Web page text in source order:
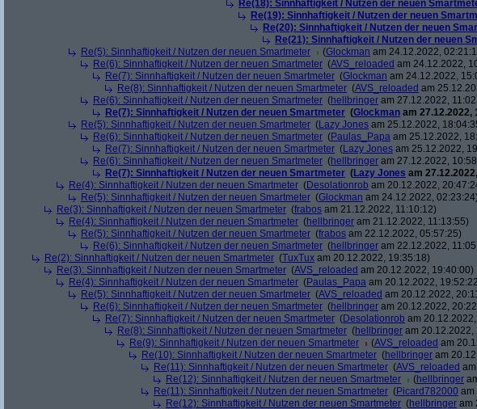
Re(18): Sinnhaftigkeit / Nutzen der neuen
Re(19): Sinnhaftigkeit / Nutzen der neuen
Re(20): Sinnhaftigkeit / Nutzen der neuen
Re(21): Sinnhaftigkeit / Nutzen der neuen
Re(5): Sinnhaftigkeit / Nutzen der neuen Smartmeter
(Glockman am 24.12.2022,
Re(6): Sinnhaftigkeit / Nutzen der neuen Smartmeter (AVS_reloaded am 24.12.2022,
Re(7): Sinnhaftigkeit / Nutzen der neuen Smartmeter (Glockman am 24.12.2022,
Re(8): Sinnhaftigkeit / Nutzen der neuen Smartmeter (AVS_reloaded am
Re(6): Sinnhaftigkeit / Nutzen der neuen Smartmeter (hellbringer am 27.12.2022,
Re(7): Sinnhaftigkeit / Nutzen der neuen Smartmeter (Glockman am 27.12.2022,
Re(5): Sinnhaftigkeit / Nutzen der neuen Smartmeter (Lazy Jones am 25.12.2022,
Re(6): Sinnhaftigkeit / Nutzen der neuen Smartmeter (Paulas_Papa am 25.12.2022,
Re(7): Sinnhaftigkeit / Nutzen der neuen Smartmeter (Lazy Jones am 25.12.2022,
Re(6): Sinnhaftigkeit / Nutzen der neuen Smartmeter (hellbringer am 27.12.2022,
Re(7): Sinnhaftigkeit / Nutzen der neuen Smartmeter (Lazy Jones am
Re(4): Sinnhaftigkeit / Nutzen der neuen Smartmeter (Desolationrob am 20.12.2022,
Re(5): Sinnhaftigkeit / Nutzen der neuen Smartmeter (Glockman am 24.12.2022, 02:23:24)
Re(3): Sinnhaftigkeit / Nutzen der neuen Smartmeter (frabos am 21.12.2022, 11:10:12)
Re(4): Sinnhaftigkeit / Nutzen der neuen Smartmeter (hellbringer am 21.12.2022, 11:13:55)
Re(5): Sinnhaftigkeit / Nutzen der neuen Smartmeter (frabos am 22.12.2022, 05:57:25)
Re(6): Sinnhaftigkeit / Nutzen der neuen Smartmeter (hellbringer am 22.12.2022,
Re(2): Sinnhaftigkeit / Nutzen der neuen Smartmeter (TuxTux am 20.12.2022, 19:35:18)
Re(3): Sinnhaftigkeit / Nutzen der neuen Smartmeter (AVS_reloaded am 20.12.2022, 19:40:00)
Re(4): Sinnhaftigkeit / Nutzen der neuen Smartmeter (Paulas_Papa am 20.12.2022,
Re(5): Sinnhaftigkeit / Nutzen der neuen Smartmeter (AVS_reloaded am 20.12.2022,
Re(6): Sinnhaftigkeit / Nutzen der neuen Smartmeter (hellbringer am 20.12.2022,
Re(7): Sinnhaftigkeit / Nutzen der neuen Smartmeter (Desolationrob am
Re(8): Sinnhaftigkeit / Nutzen der neuen Smartmeter (hellbringer am 20.12.2022,
Re(9): Sinnhaftigkeit / Nutzen der neuen Smartmeter
(AVS_reloaded am
Re(10): Sinnhaftigkeit / Nutzen der neuen Smartmeter (hellbringer am
Re(11): Sinnhaftigkeit / Nutzen der neuen Smartmeter (AVS_reloaded
Re(12): Sinnhaftigkeit / Nutzen der neuen Smartmeter
(hellbringer
Re(11): Sinnhaftigkeit / Nutzen der neuen Smartmeter (Picard782000 am
Re(12): Sinnhaftigkeit / Nutzen der neuen Smartmeter (hellbringer am